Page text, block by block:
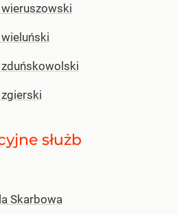
służb
Skarbowa